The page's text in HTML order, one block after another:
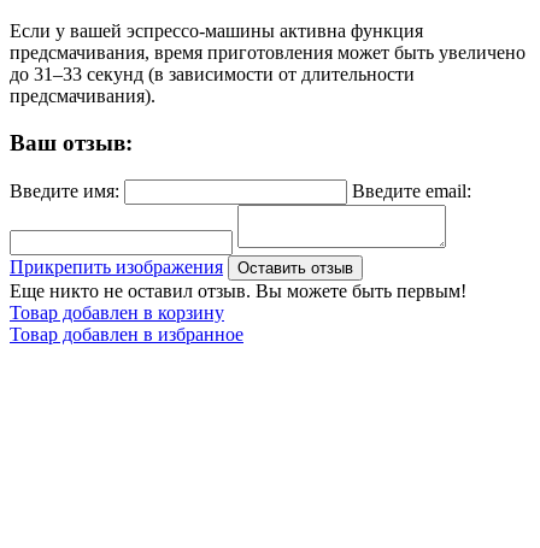
Если у вашей эспрессо-машины активна функция
предсмачивания, время приготовления может быть увеличено
до 31–33 секунд (в зависимости от длительности
предсмачивания).
Ваш отзыв:
Введите имя: Введите email:
Прикрепить изображения Оставить отзыв
Еще никто не оставил отзыв. Вы можете быть первым!
Товар добавлен в корзину
Товар добавлен в избранное